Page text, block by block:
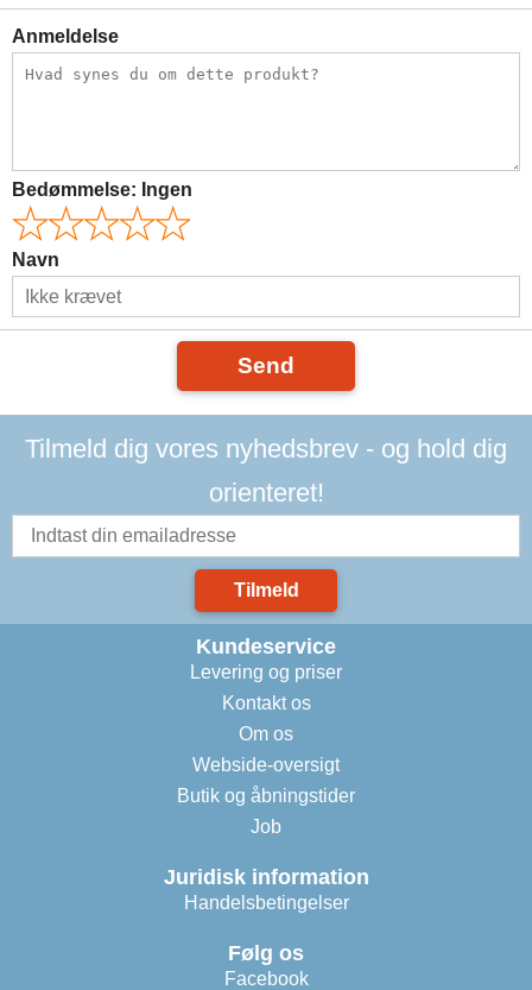
Anmeldelse
Bedømmelse: Ingen
Navn
Send
Tilmeld dig vores nyhedsbrev - og hold dig
orienteret!
Tilmeld
Kundeservice
Levering og priser
Kontakt os
Om os
Webside-oversigt
Butik og åbningstider
Job
Juridisk information
Handelsbetingelser
Følg os
Facebook